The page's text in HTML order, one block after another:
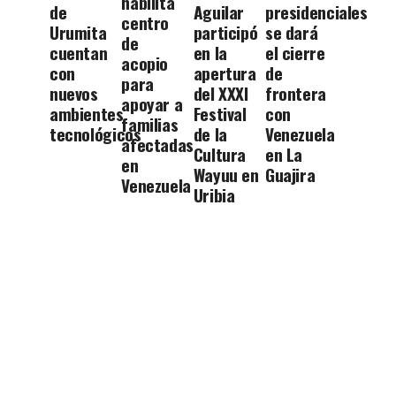
de
Urumita
cuentan
con
nuevos
ambientes
tecnológicos
centro
de
acopio
para
apoyar a
familias
afectadas
en
Venezuela
Aguilar
participó
en la
apertura
del XXXI
Festival
de la
Cultura
Wayuu en
Uribia
presidenciales
se dará
el cierre
de
frontera
con
Venezuela
en La
Guajira